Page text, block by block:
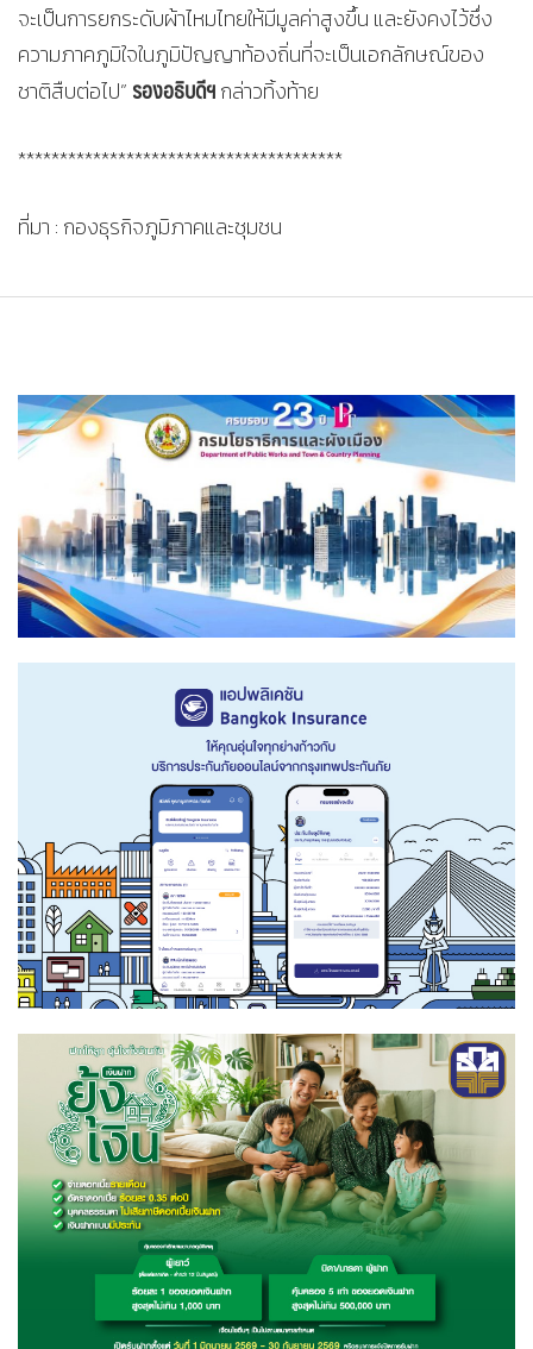
จะเป็นการยกระดับผ้าไหมไทยให้มีมูลค่าสูงขึ้น และยังคงไว้ซึ่ง
ความภาคภูมิใจในภูมิปัญญาท้องถิ่นที่จะเป็นเอกลักษณ์ของ
ชาติสืบต่อไป” รองอธิบดีฯกล่าวทิ้งท้าย
***************************************
ที่มา : กองธุรกิจภูมิภาคและชุมชน